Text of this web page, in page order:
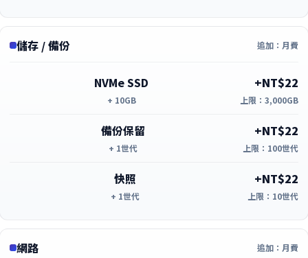
儲存 / 備份 追加：月費
NVMe SSD
+ 10GB
+NT$22
上限：3,000GB
備份保留
+ 1世代
+NT$22
上限：100世代
快照
+ 1世代
+NT$22
上限：10世代
網路 追加：月費